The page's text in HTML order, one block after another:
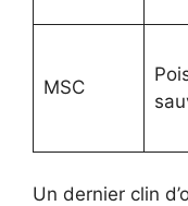
MSC
Un dernier clin